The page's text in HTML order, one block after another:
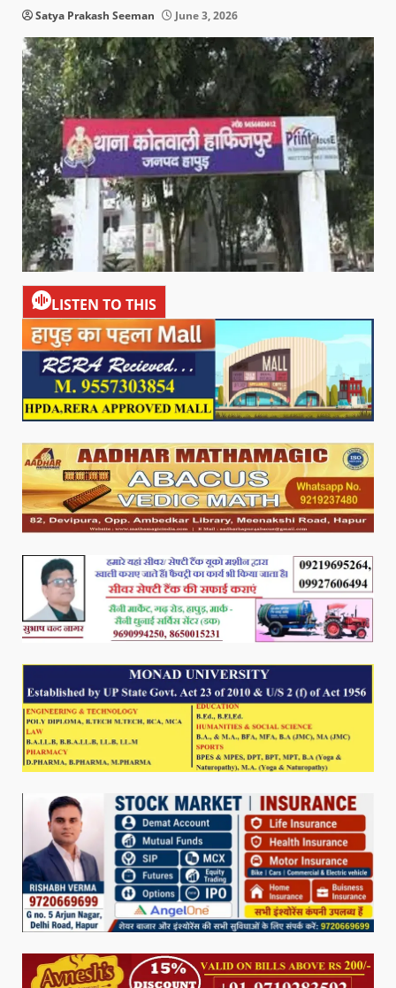
Satya Prakash Seeman June 3, 2026
LISTEN TO THIS